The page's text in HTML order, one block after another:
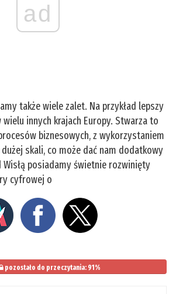
ad
także wiele zalet. Na przykład lepszy
innych krajach Europy. Stwarza to
biznesowych, z wykorzystaniem
skali, co może dać nam dodatkowy
posiadamy świetnie rozwinięty
cyfrowej o
pozostało do przeczytania: 91%